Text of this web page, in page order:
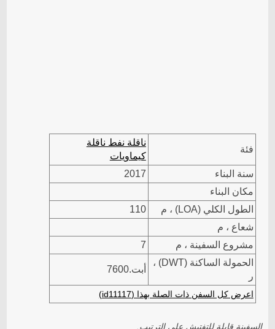
فئة
ناقلة نفط ناقلة
كيماويات
سنة البناء
2017
مكان البناء
الطول الكلي (LOA) ، م
110
شعاع ، م
مشروع السفينة ، م
7
الحمولة الساكنة (DWT) ،
ر
أبت.7600
اعرض كل السفن ذات الصلة بهذا (id11117)
السفينة قابلة للتفتيش على الترتيب.